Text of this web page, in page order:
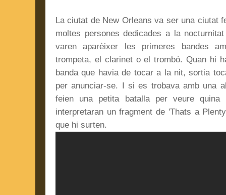
La ciutat de New Orleans va ser una ciutat
moltes persones dedicades a la
varen aparèixer les primeres bandes
trompeta, el clarinet o el trombó. Quan hi
banda que havia de tocar a la nit, sortia
per anunciar-se. I si es trobava amb una
feien una petita batalla per veure
interpretaran un fragment de 'Thats a
que hi surten.